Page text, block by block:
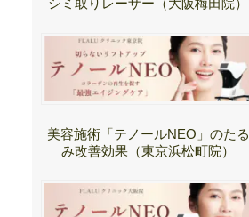
シミ取りレーザー（大阪梅田院）
美容施術「テノールNEO」のたる
み改善効果（東京浜松町院）